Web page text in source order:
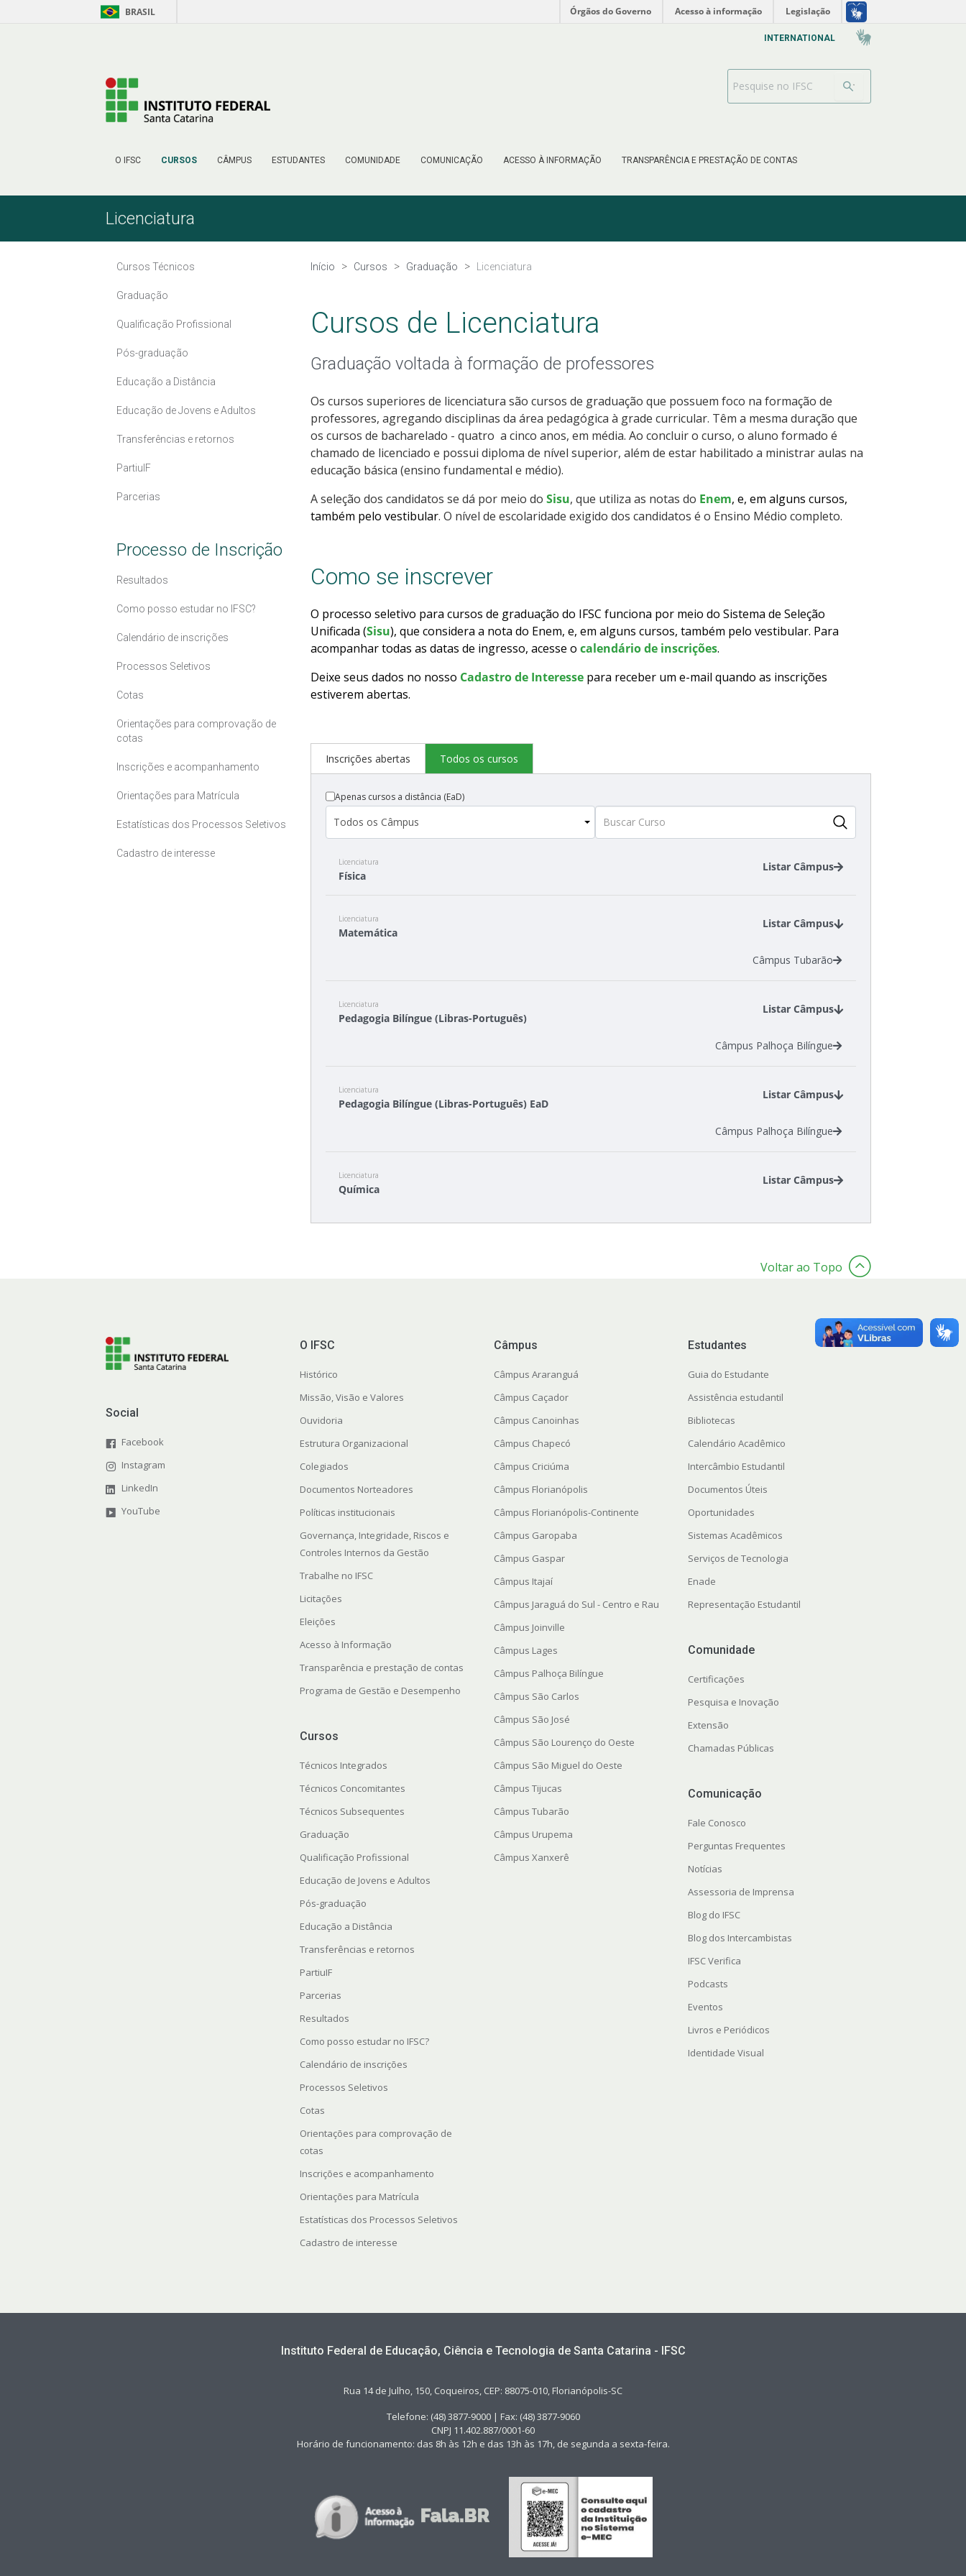
Pular para o Conteúdo BRASIL Órgãos do Governo Acesso à informação Legislação
O IFSC CURSOS CÂMPUS ESTUDANTES COMUNIDADE COMUNICAÇÃO ACESSO À INFORMAÇÃO TRANSPARÊNCIA E PRESTAÇÃO DE CONTAS
INTERNATIONAL
Barra de busca
Licenciatura
Cursos Técnicos
Graduação
Qualificação Profissional
Pós-graduação
Educação a Distância
Educação de Jovens e Adultos
Transferências e retornos
PartiuIF
Parcerias
Processo de Inscrição
Resultados
Como posso estudar no IFSC?
Calendário de inscrições
Processos Seletivos
Cotas
Orientações para comprovação de
cotas
Inscrições e acompanhamento
Orientações para Matrícula
Estatísticas dos Processos Seletivos
Cadastro de interesse
Início Cursos Graduação Licenciatura
Cursos de Licenciatura
Graduação voltada à formação de professores
Os cursos superiores de licenciatura são cursos de graduação que possuem foco na formação de
professores, agregando disciplinas da área pedagógica à grade curricular. Têm a mesma duração que
os cursos de bacharelado - quatro a cinco anos, em média. Ao concluir o curso, o aluno formado é
chamado de licenciado e possui diploma de nível superior, além de estar habilitado a ministrar aulas na
educação básica (ensino fundamental e médio).
A seleção dos candidatos se dá por meio do Sisu, que utiliza as notas do Enem, e, em alguns cursos,
também pelo vestibular. O nível de escolaridade exigido dos candidatos é o Ensino Médio completo.
Como se inscrever
O processo seletivo para cursos de graduação do IFSC funciona por meio do Sistema de Seleção
Unificada (Sisu), que considera a nota do Enem, e, em alguns cursos, também pelo vestibular. Para
acompanhar todas as datas de ingresso, acesse o calendário de inscrições.
Deixe seus dados no nosso Cadastro de Interessepara receber um e-mail quando as inscrições
estiverem abertas.
Inscrições abertas Todos os cursos
Apenas cursos a distância (EaD)
Licenciatura
Física
Listar Câmpus
Câmpus Jaraguá do Sul - Centro
Licenciatura
Matemática
Listar Câmpus
Câmpus Tubarão
Licenciatura
Pedagogia Bilíngue (Libras-Português)
Listar Câmpus
Câmpus Palhoça Bilíngue
Licenciatura
Pedagogia Bilíngue (Libras-Português) EaD
Listar Câmpus
Câmpus Palhoça Bilíngue
Licenciatura
Química
Listar Câmpus
Voltar ao Topo
Social
Facebook
Instagram
LinkedIn
YouTube
O IFSC
Histórico
Missão, Visão e Valores
Ouvidoria
Estrutura Organizacional
Colegiados
Documentos Norteadores
Políticas institucionais
Governança, Integridade, Riscos e
Controles Internos da Gestão
Trabalhe no IFSC
Licitações
Eleições
Acesso à Informação
Transparência e prestação de contas
Programa de Gestão e Desempenho
Cursos
Técnicos Integrados
Técnicos Concomitantes
Técnicos Subsequentes
Graduação
Qualificação Profissional
Educação de Jovens e Adultos
Pós-graduação
Educação a Distância
Transferências e retornos
PartiuIF
Parcerias
Resultados
Como posso estudar no IFSC?
Calendário de inscrições
Processos Seletivos
Cotas
Orientações para comprovação de
cotas
Inscrições e acompanhamento
Orientações para Matrícula
Estatísticas dos Processos Seletivos
Cadastro de interesse
Câmpus
Câmpus Araranguá
Câmpus Caçador
Câmpus Canoinhas
Câmpus Chapecó
Câmpus Criciúma
Câmpus Florianópolis
Câmpus Florianópolis-Continente
Câmpus Garopaba
Câmpus Gaspar
Câmpus Itajaí
Câmpus Jaraguá do Sul - Centro e Rau
Câmpus Joinville
Câmpus Lages
Câmpus Palhoça Bilíngue
Câmpus São Carlos
Câmpus São José
Câmpus São Lourenço do Oeste
Câmpus São Miguel do Oeste
Câmpus Tijucas
Câmpus Tubarão
Câmpus Urupema
Câmpus Xanxerê
Estudantes
Guia do Estudante
Assistência estudantil
Bibliotecas
Calendário Acadêmico
Intercâmbio Estudantil
Documentos Úteis
Oportunidades
Sistemas Acadêmicos
Serviços de Tecnologia
Enade
Representação Estudantil
Comunidade
Certificações
Pesquisa e Inovação
Extensão
Chamadas Públicas
Comunicação
Fale Conosco
Perguntas Frequentes
Notícias
Assessoria de Imprensa
Blog do IFSC
Blog dos Intercambistas
IFSC Verifica
Podcasts
Eventos
Livros e Periódicos
Identidade Visual
Instituto Federal de Educação, Ciência e Tecnologia de Santa Catarina - IFSC
Rua 14 de Julho, 150, Coqueiros, CEP: 88075-010, Florianópolis-SC
Telefone: (48) 3877-9000 | Fax: (48) 3877-9060
CNPJ 11.402.887/0001-60
Horário de funcionamento: das 8h às 12h e das 13h às 17h, de segunda a sexta-feira.